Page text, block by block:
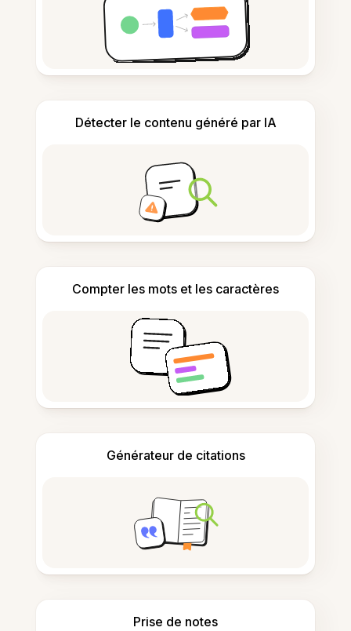
Détecter le contenu généré par IA
Compter les mots et les caractères
Générateur de citations
Prise de notes